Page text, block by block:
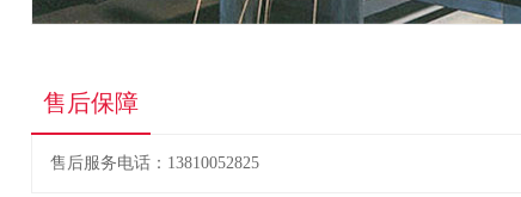
售后保障
售后服务电话：13810052825